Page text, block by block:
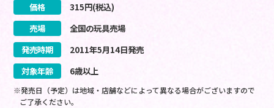
価格 315円(税込)
売場
全国の玩具売場
発売時期
2011年5月14日発売
対象年齢
6歳以上
※発売日（予定）は地域・店舗などによって異なる場合がございますので
ご了承ください。